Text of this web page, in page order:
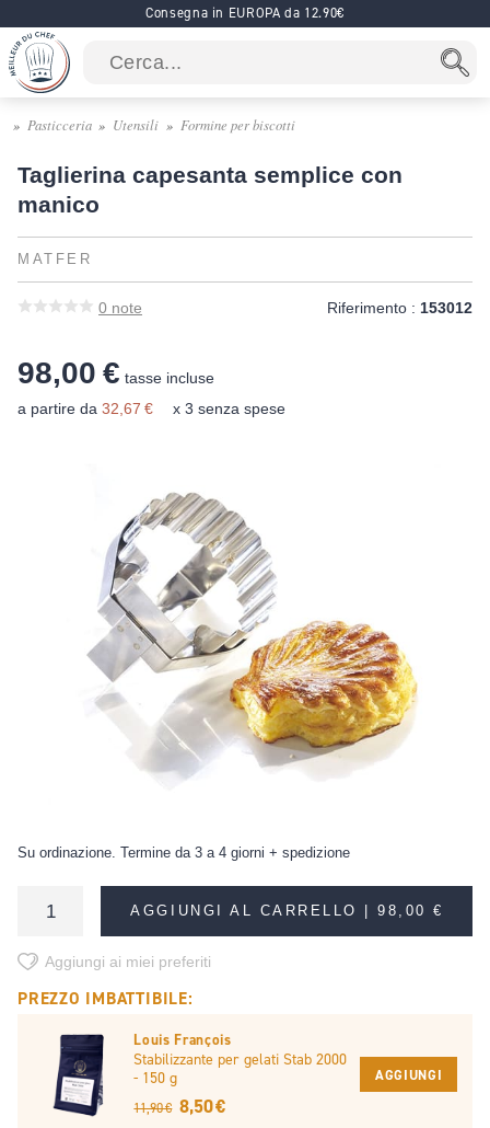
Consegna in EUROPA da 12.90€
Pasticceria Utensili Formine per biscotti
Taglierina capesanta semplice con
manico
MATFER
0 note Riferimento : 153012
98,00 € tasse incluse
a partire da 32,67 € x 3 senza spese
Su ordinazione. Termine da 3 a 4 giorni + spedizione
AGGIUNGI AL CARRELLO |98,00 €
Aggiungi ai miei preferiti
PREZZO IMBATTIBILE:
Louis François
Stabilizzante per gelati Stab 2000
- 150 g
11,90 € 8,50 €
AGGIUNGI